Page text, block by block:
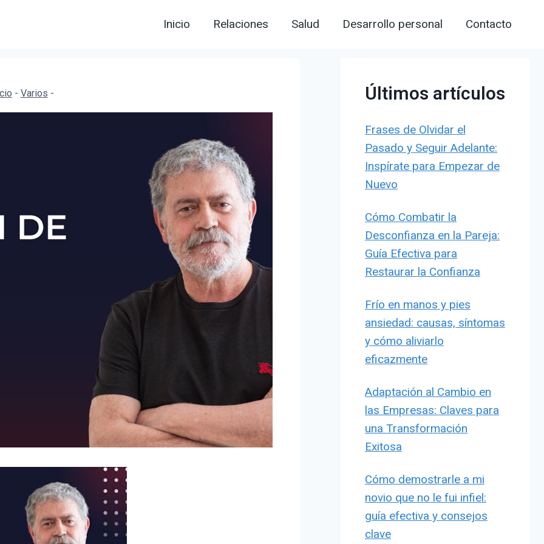
Inicio Relaciones Salud Desarrollo personal Contacto
- Varios - Últimos artículos
Frases de Olvidar el
Pasado y Seguir Adelante:
Inspírate para Empezar de
Nuevo
Cómo Combatir la
Desconfianza en la Pareja:
Guía Efectiva para
Restaurar la Confianza
Frío en manos y pies
ansiedad: causas, síntomas
y cómo aliviarlo
eficazmente
Adaptación al Cambio en
las Empresas: Claves para
una Transformación
Exitosa
Cómo demostrarle a mi
novio que no le fui infiel:
guía efectiva y consejos
clave